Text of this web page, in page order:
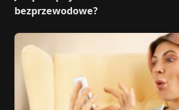
bezprzewodowe?